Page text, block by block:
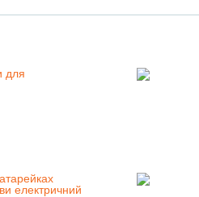
для
електричний